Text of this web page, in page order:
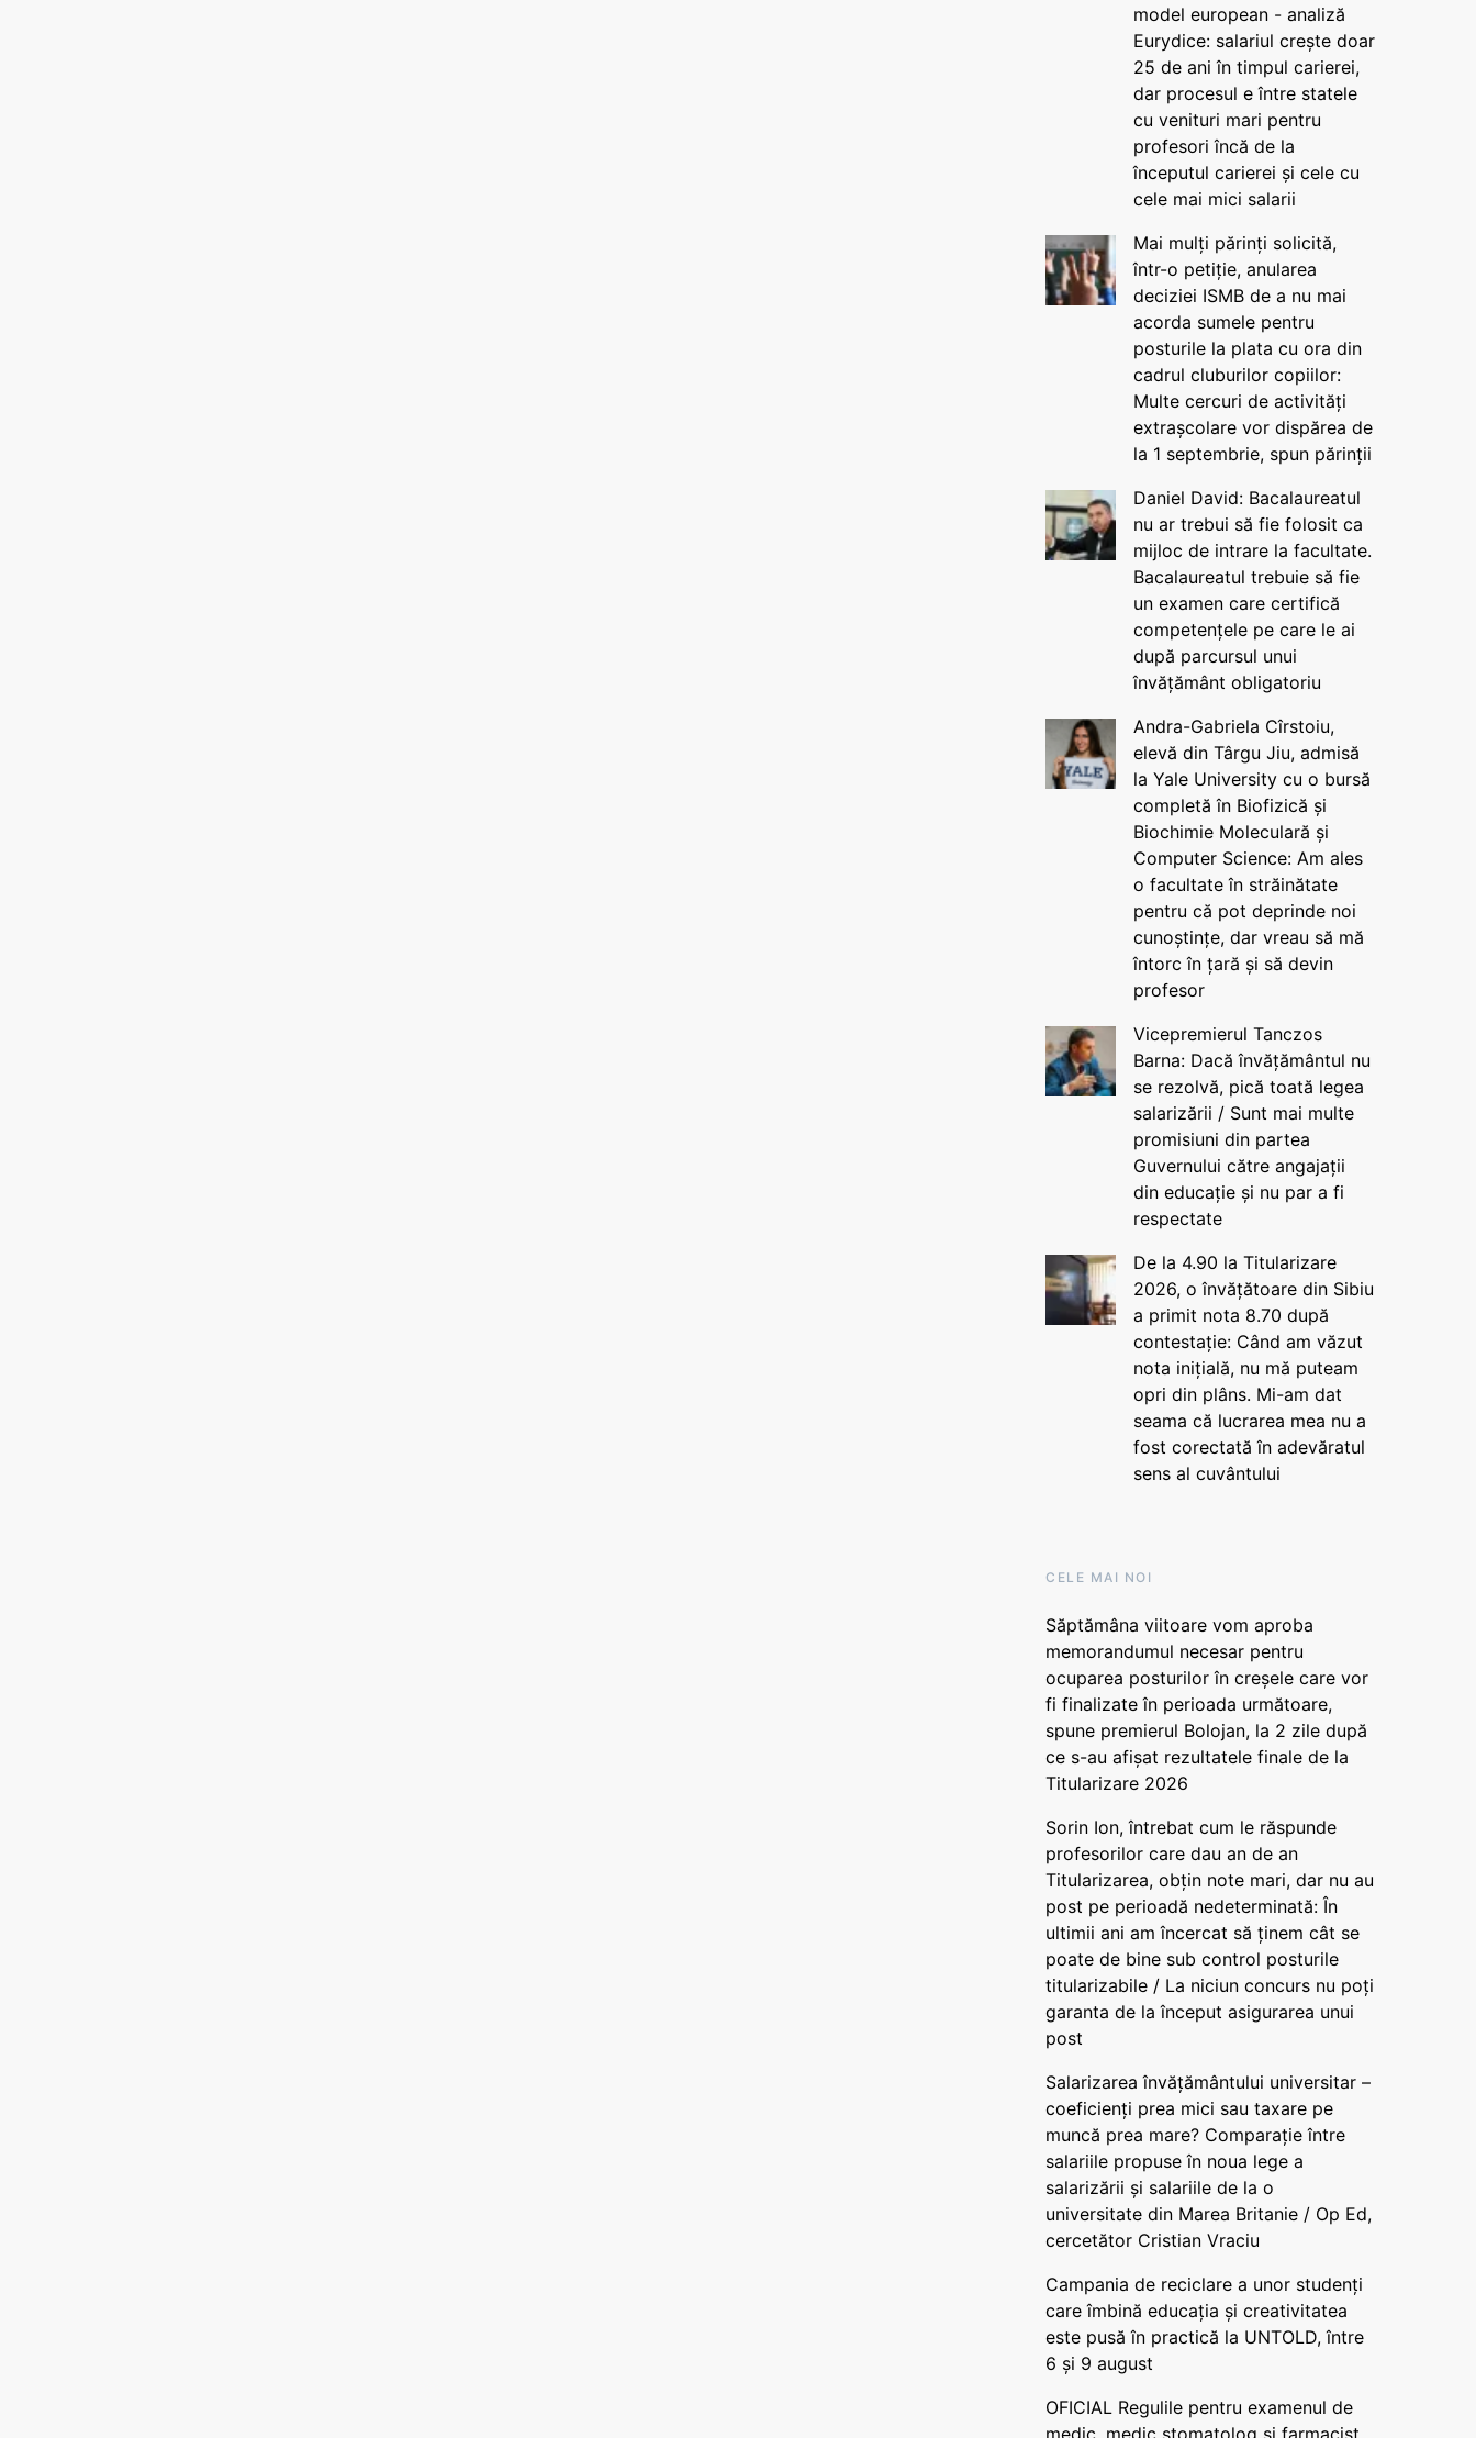
model european - analiză
Eurydice: salariul crește doar
25 de ani în timpul carierei,
dar procesul e între statele
cu venituri mari pentru
profesori încă de la
începutul carierei și cele cu
cele mai mici salarii
Mai mulți părinți solicită,
într-o petiție, anularea
deciziei ISMB de a nu mai
acorda sumele pentru
posturile la plata cu ora din
cadrul cluburilor copiilor:
Multe cercuri de activități
extrașcolare vor dispărea de
la 1 septembrie, spun părinții
Daniel David: Bacalaureatul
nu ar trebui să fie folosit ca
mijloc de intrare la facultate.
Bacalaureatul trebuie să fie
un examen care certifică
competențele pe care le ai
după parcursul unui
învățământ obligatoriu
Andra-Gabriela Cîrstoiu,
elevă din Târgu Jiu, admisă
la Yale University cu o bursă
completă în Biofizică și
Biochimie Moleculară și
Computer Science: Am ales
o facultate în străinătate
pentru că pot deprinde noi
cunoștințe, dar vreau să mă
întorc în țară și să devin
profesor
Vicepremierul Tanczos
Barna: Dacă învățământul nu
se rezolvă, pică toată legea
salarizării / Sunt mai multe
promisiuni din partea
Guvernului către angajații
din educație și nu par a fi
respectate
De la 4.90 la Titularizare
2026, o învățătoare din Sibiu
a primit nota 8.70 după
contestație: Când am văzut
nota inițială, nu mă puteam
opri din plâns. Mi-am dat
seama că lucrarea mea nu a
fost corectată în adevăratul
sens al cuvântului
CELE MAI NOI
Săptămâna viitoare vom aproba
memorandumul necesar pentru
ocuparea posturilor în creșele care vor
fi finalizate în perioada următoare,
spune premierul Bolojan, la 2 zile după
ce s-au afișat rezultatele finale de la
Titularizare 2026
Sorin Ion, întrebat cum le răspunde
profesorilor care dau an de an
Titularizarea, obțin note mari, dar nu au
post pe perioadă nedeterminată: În
ultimii ani am încercat să ținem cât se
poate de bine sub control posturile
titularizabile / La niciun concurs nu poți
garanta de la început asigurarea unui
post
Salarizarea învățământului universitar –
coeficienți prea mici sau taxare pe
muncă prea mare? Comparație între
salariile propuse în noua lege a
salarizării și salariile de la o
universitate din Marea Britanie / Op Ed,
cercetător Cristian Vraciu
Campania de reciclare a unor studenți
care îmbină educația și creativitatea
este pusă în practică la UNTOLD, între
6 și 9 august
OFICIAL Regulile pentru examenul de
medic, medic stomatolog și farmacist